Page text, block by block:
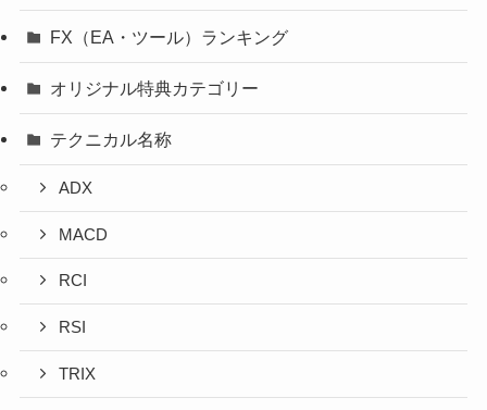
FX（EA・ツール）ランキング
オリジナル特典カテゴリー
テクニカル名称
ADX
MACD
RCI
RSI
TRIX